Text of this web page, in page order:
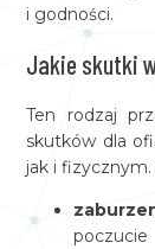
i godności.
Jakie skutki
Ten rodzaj
skutków dla
jak i